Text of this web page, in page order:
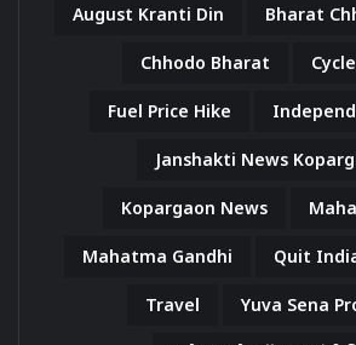
August Kranti Din Bharat
Chhodo Bharat
Fuel Price Hike
Janshakti News
Kopargaon News
Mahatma Gandhi Quit
Travel Yuva Sena